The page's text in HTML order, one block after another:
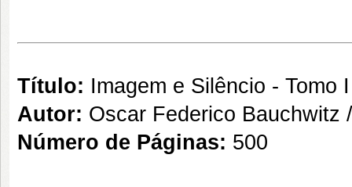
Título: Imagem e Silêncio - Tomo I
Autor: Oscar Federico Bauchwitz
Número de Páginas: 500